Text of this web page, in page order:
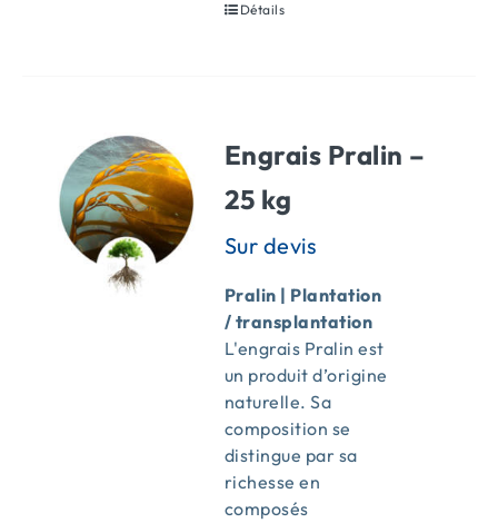
Détails
Engrais Pralin –
25 kg
Pralin | Plantation
/ transplantation
L'engrais Pralin est
un produit d’origine
naturelle. Sa
composition se
distingue par sa
richesse en
composés